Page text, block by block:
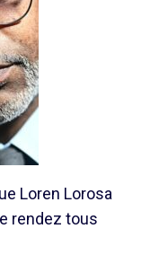
Loren Lorosa
rendez tous